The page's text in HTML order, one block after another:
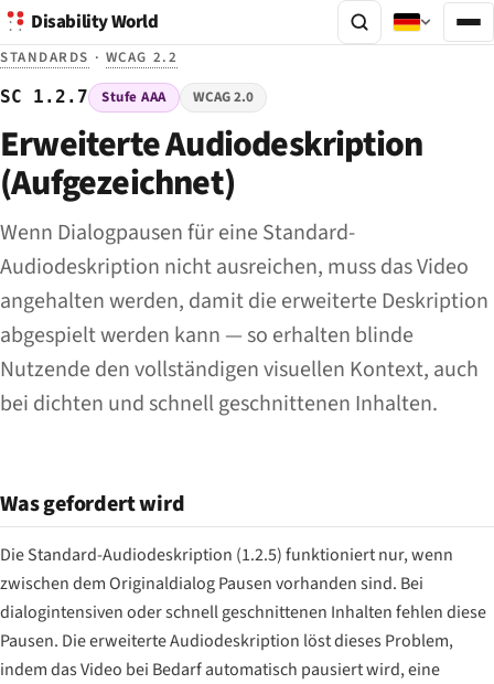
Disability World
STANDARDS · WCAG 2.2
SC 1.2.7 Stufe AAA WCAG 2.0
Erweiterte Audiodeskription
(Aufgezeichnet)
Wenn Dialogpausen für eine Standard-
Audiodeskription nicht ausreichen, muss das Video
angehalten werden, damit die erweiterte Deskription
abgespielt werden kann — so erhalten blinde
Nutzende den vollständigen visuellen Kontext, auch
bei dichten und schnell geschnittenen Inhalten.
Was gefordert wird
Die Standard-Audiodeskription (1.2.5) funktioniert nur, wenn
zwischen dem Originaldialog Pausen vorhanden sind. Bei
dialogintensiven oder schnell geschnittenen Inhalten fehlen diese
Pausen. Die erweiterte Audiodeskription löst dieses Problem,
indem das Video bei Bedarf automatisch pausiert wird, eine